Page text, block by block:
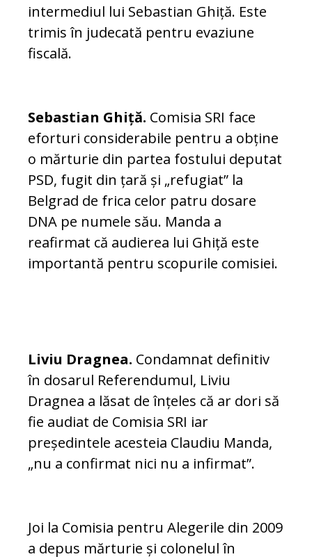
intermediul lui Sebastian Ghiță. Este
trimis în judecată pentru evaziune
fiscală.
Sebastian Ghiță. Comisia SRI face
eforturi considerabile pentru a obține
o mărturie din partea fostului deputat
PSD, fugit din țară și „refugiat” la
Belgrad de frica celor patru dosare
DNA pe numele său. Manda a
reafirmat că audierea lui Ghiță este
importantă pentru scopurile comisiei.
Liviu Dragnea. Condamnat definitiv
în dosarul Referendumul, Liviu
Dragnea a lăsat de înțeles că ar dori să
fie audiat de Comisia SRI iar
președintele acesteia Claudiu Manda,
„nu a confirmat nici nu a infirmat”.
Joi la Comisia pentru Alegerile din 2009
a depus mărturie și colonelul în